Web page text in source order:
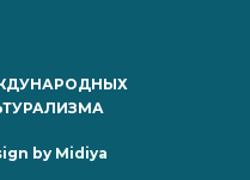
by Midiya